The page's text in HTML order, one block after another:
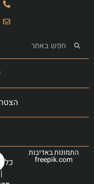
התמונות באדיבות
freepik.com
כל